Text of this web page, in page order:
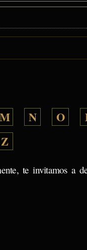
M N O
Z
te invitamos a